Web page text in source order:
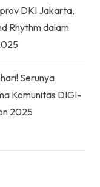
DKI Jakarta,
Rhythm dalam
Serunya
Komunitas DIGI-
2025